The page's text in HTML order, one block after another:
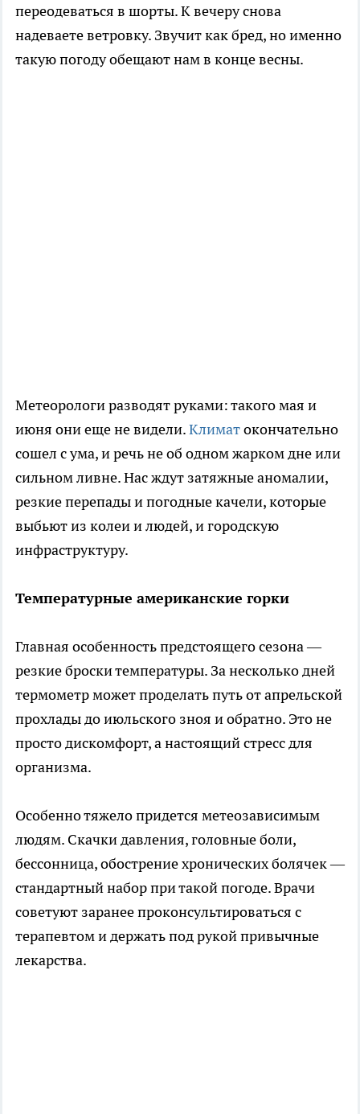
переодеваться в шорты. К вечеру снова
надеваете ветровку. Звучит как бред, но именно
такую погоду обещают нам в конце весны.
Метеорологи разводят руками: такого мая и
июня они еще не видели.Климатокончательно
сошел с ума, и речь не об одном жарком дне или
сильном ливне. Нас ждут затяжные аномалии,
резкие перепады и погодные качели, которые
выбьют из колеи и людей, и городскую
инфраструктуру.
Температурные американские горки
Главная особенность предстоящего сезона —
резкие броски температуры. За несколько дней
термометр может проделать путь от апрельской
прохлады до июльского зноя и обратно. Это не
просто дискомфорт, а настоящий стресс для
организма.
Особенно тяжело придется метеозависимым
людям. Скачки давления, головные боли,
бессонница, обострение хронических болячек —
стандартный набор при такой погоде. Врачи
советуют заранее проконсультироваться с
терапевтом и держать под рукой привычные
лекарства.